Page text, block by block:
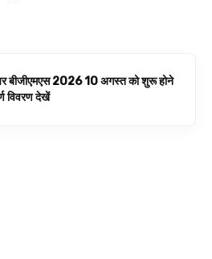
बीजीएमएस 2026 10 अगस्त को शुरू होने
विवरण देखें